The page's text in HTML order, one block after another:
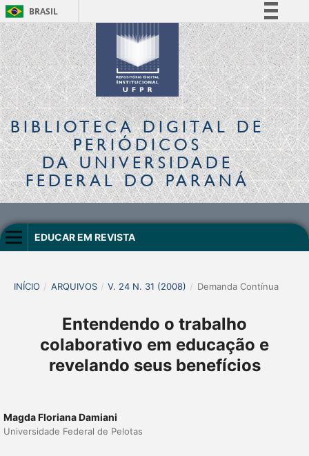
BRASIL
Simplifique!
Comunica BR
Participe
Acesso à informação
Legislação
Canais
BIBLIOTECA DIGITALDE
PERIÓDICOS
DA UNIVERSIDADE
FEDERAL DO PARANÁ
EDUCAR EM REVISTA
INÍCIO / ARQUIVOS / V. 24 N. 31 (2008) / Demanda Contínua
Entendendo o trabalho
colaborativo em educação e
revelando seus benefícios
Magda Floriana Damiani
Universidade Federal de Pelotas